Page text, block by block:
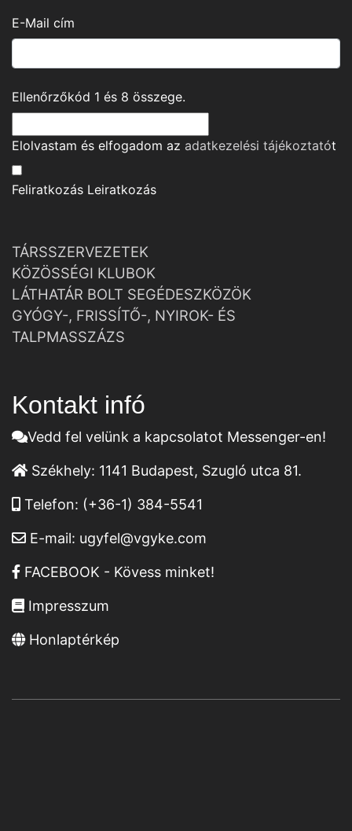
E-Mail cím
Ellenőrzőkód 1 és 8 összege.
Elolvastam és elfogadom az adatkezelési tájékoztatót
Feliratkozás Leiratkozás
TÁRSSZERVEZETEK
KÖZÖSSÉGI KLUBOK
LÁTHATÁR BOLT SEGÉDESZKÖZÖK
GYÓGY-, FRISSÍTŐ-, NYIROK- ÉS
TALPMASSZÁZS
Kontakt infó
Vedd fel velünk a kapcsolatot Messenger-en!
Székhely: 1141 Budapest, Szugló utca 81.
Telefon: (+36-1) 384-5541
E-mail: ugyfel@vgyke.com
FACEBOOK - Kövess minket!
Impresszum
Honlaptérkép